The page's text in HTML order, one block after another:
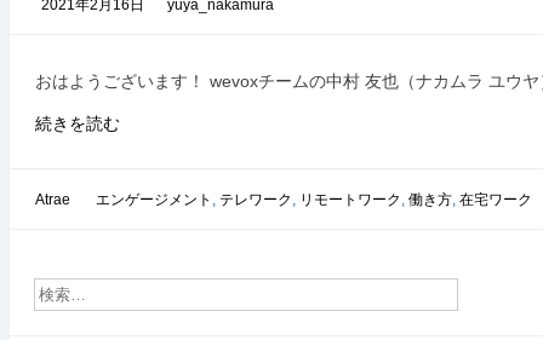
2021年2月16日 yuya_nakamura
おはようございます！ wevoxチームの中村 友也（ナカムラ ユウヤ
続きを読むwevox
に
を
Atrae エンゲージメント , テレワーク , リモートワーク , 働き方, 在宅ワーク